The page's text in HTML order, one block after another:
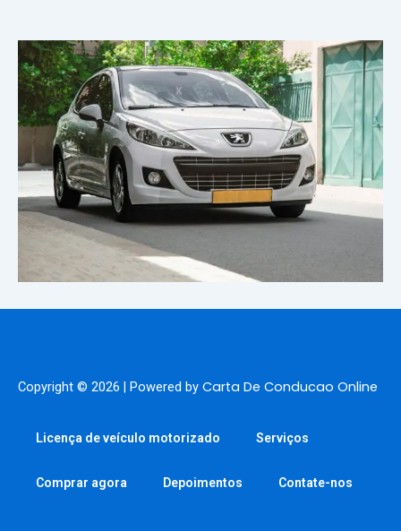
Copyright © 2026 | Powered by Carta De Conducao Online
Licença de veículo motorizado Serviços
Comprar agora Depoimentos Contate-nos